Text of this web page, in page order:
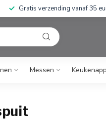
Gratis verzending vanaf 35
Messen